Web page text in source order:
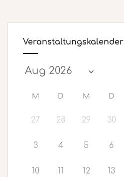
Veranstaltungskalender
M D M D
27 28 29 30
3 4 5 6
10 11 12 13